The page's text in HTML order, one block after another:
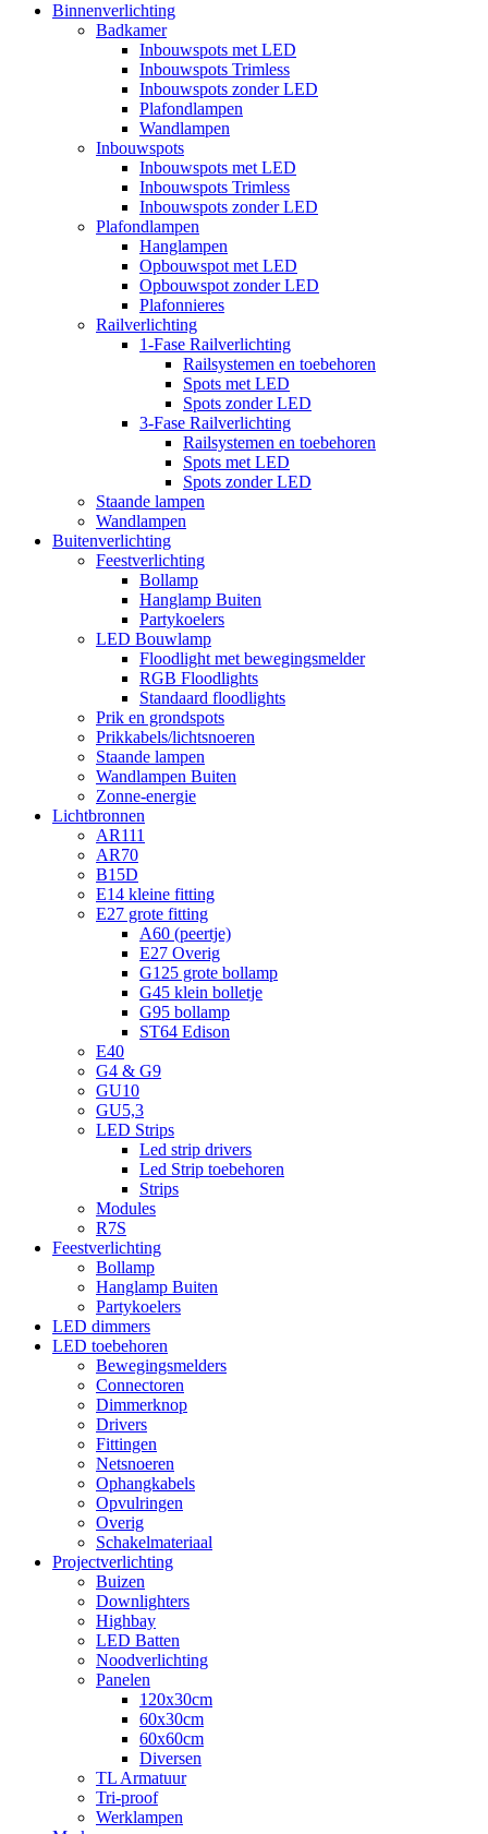
Binnenverlichting
Badkamer
Inbouwspots met LED
Inbouwspots Trimless
Inbouwspots zonder LED
Plafondlampen
Wandlampen
Inbouwspots
Inbouwspots met LED
Inbouwspots Trimless
Inbouwspots zonder LED
Plafondlampen
Hanglampen
Opbouwspot met LED
Opbouwspot zonder LED
Plafonnieres
Railverlichting
1-Fase Railverlichting
Railsystemen en toebehoren
Spots met LED
Spots zonder LED
3-Fase Railverlichting
Railsystemen en toebehoren
Spots met LED
Spots zonder LED
Staande lampen
Wandlampen
Buitenverlichting
Feestverlichting
Bollamp
Hanglamp Buiten
Partykoelers
LED Bouwlamp
Floodlight met bewegingsmelder
RGB Floodlights
Standaard floodlights
Prik en grondspots
Prikkabels/lichtsnoeren
Staande lampen
Wandlampen Buiten
Zonne-energie
Lichtbronnen
AR111
AR70
B15D
E14 kleine fitting
E27 grote fitting
A60 (peertje)
E27 Overig
G125 grote bollamp
G45 klein bolletje
G95 bollamp
ST64 Edison
E40
G4 & G9
GU10
GU5,3
LED Strips
Led strip drivers
Led Strip toebehoren
Strips
Modules
R7S
Feestverlichting
Bollamp
Hanglamp Buiten
Partykoelers
LED dimmers
LED toebehoren
Bewegingsmelders
Connectoren
Dimmerknop
Drivers
Fittingen
Netsnoeren
Ophangkabels
Opvulringen
Overig
Schakelmateriaal
Projectverlichting
Buizen
Downlighters
Highbay
LED Batten
Noodverlichting
Panelen
120x30cm
60x30cm
60x60cm
Diversen
TL Armatuur
Tri-proof
Werklampen